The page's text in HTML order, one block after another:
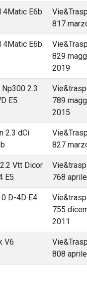
4Matic E6b
817
4Matic E6b
829
2019
Np300 2.3
E5
789
2015
2.3 dCi
827
Vtt Dicor
E5
768
D-4D E4
755
2011
V6
808